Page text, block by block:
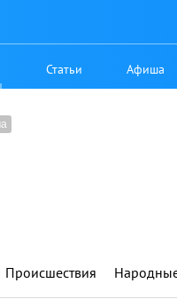
Статьи Афиша
Происшествия